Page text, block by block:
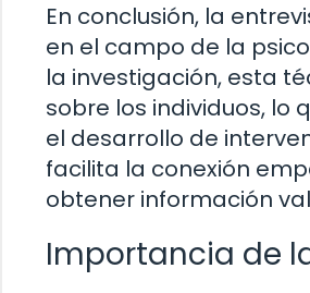
En conclusión, la
en el campo de la
la investigación, esta
sobre los individuos,
el desarrollo de
facilita la conexión
obtener información
Importancia de